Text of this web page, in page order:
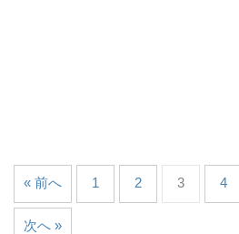
« 前へ 1 2 3 4
次へ »